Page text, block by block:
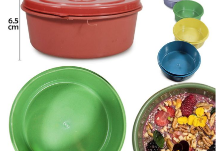
final
de
la
galería
imágenes